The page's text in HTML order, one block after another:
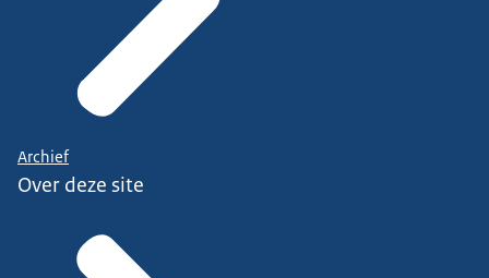
Archief
Over deze site